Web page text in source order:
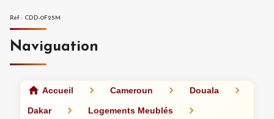
Réf : CDD-0F25M
Naviguation
Accueil Cameroun Douala
Dakar
Logements Meublés